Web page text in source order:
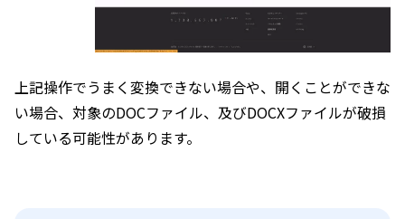
上記操作でうまく変換できない場合や、開くことができな
い場合、対象のDOCファイル、及びDOCXファイルが破損
している可能性があります。